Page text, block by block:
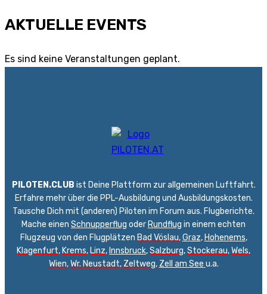
AKTUELLE EVENTS
Es sind keine Veranstaltungen geplant.
PILOTEN.CLUB ist Deine Plattform zur allgemeinen Luftfahrt.
Erfahre mehr über die PPL-Ausbildung und Ausbildungskosten.
Tausche Dich mit (anderen) Piloten im Forum aus. Flugberichte.
Mache einen Schnupperflug oder Rundflug in einem echten
Flugzeug von den Flugplätzen Bad Vöslau,Graz, Hohenems,
Klagenfurt, Krems, Linz, Innsbruck,Salzburg,Stockerau,Wels,
Wien,Wr. Neustadt, Zeltweg, Zell am See u.a.